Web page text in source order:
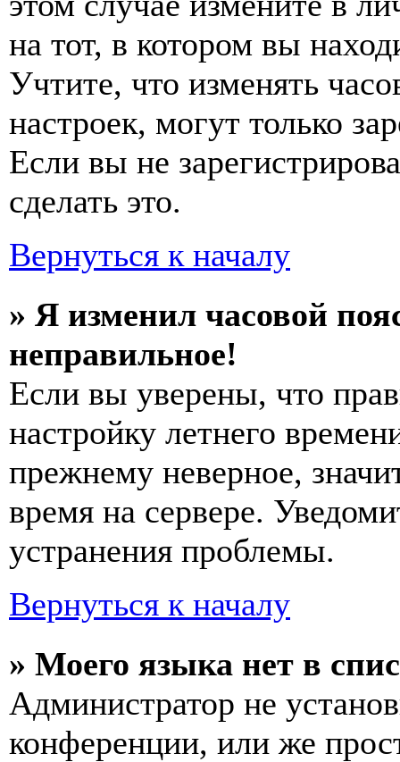
на тот, в котором вы
Учтите, что изменять
настроек, могут только
Если вы не
сделать это.
Вернуться к началу
» Я изменил часовой
неправильное!
Если вы уверены, что
настройку летнего
прежнему неверное,
время на сервере.
устранения проблемы.
Вернуться к началу
» Моего языка нет в
Администратор не
конференции, или же